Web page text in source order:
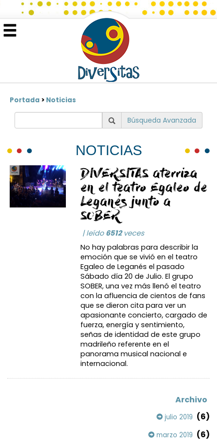
Portada > Noticias
Búsqueda Avanzada
NOTICIAS
DIVERSITAS aterriza
en el teatro Egaleo de
Leganés junto a
SOBER
| leído 6512veces
No hay palabras para describir la
emoción que se vivió en el teatro
Egaleo de Leganés el pasado
Sábado día 20 de Julio. El grupo
SOBER, una vez más llenó el teatro
con la afluencia de cientos de fans
que se dieron cita para ver un
apasionante concierto, cargado de
fuerza, energía y sentimiento,
señas de identidad de este grupo
madrileño referente en el
panorama musical nacional e
internacional.
Archivo
julio 2019 (6)
marzo 2019 (6)